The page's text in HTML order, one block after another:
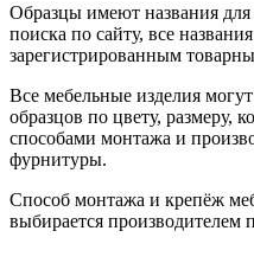
Образцы имеют названия для
поиска по сайту, все
зарегистрированным
Все мебельные изделия
образцов по цвету, размеру,
способами монтажа и
фурнитуры.
Способ монтажа и крепёж
выбирается производителем